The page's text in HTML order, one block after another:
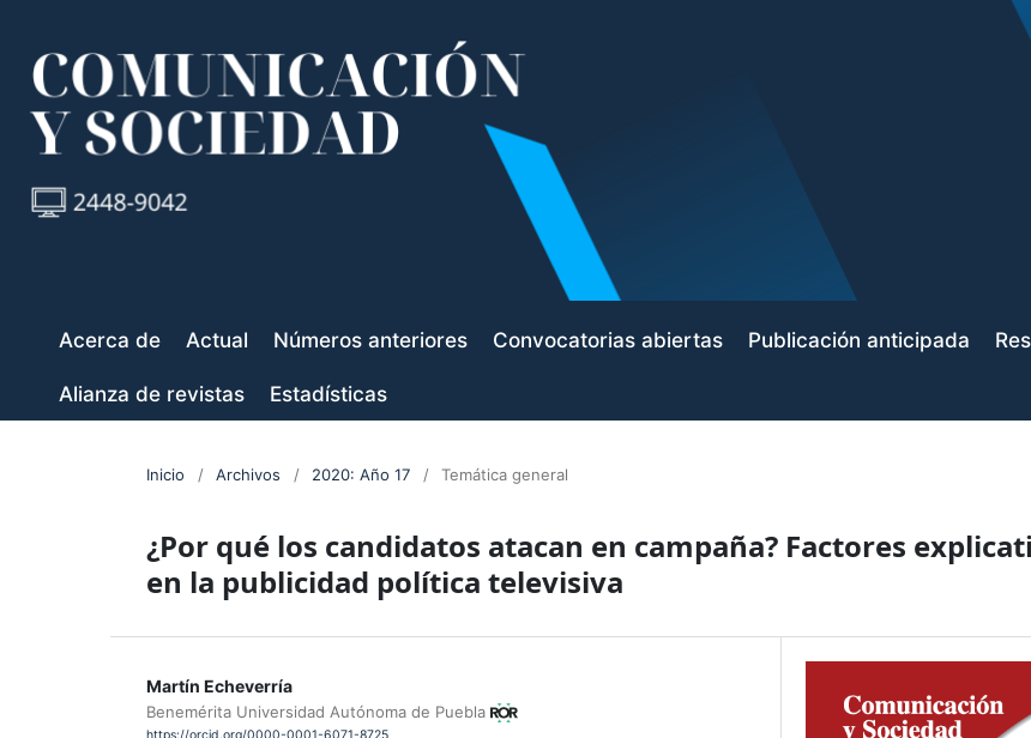
Acerca de Actual Números anteriores Convocatorias abiertas Publicación anticipada
Alianza de revistas Estadísticas
Inicio / Archivos / 2020: Año 17 / Temática general
¿Por qué los candidatos atacan en campaña? Factores
en la publicidad política televisiva
Martín Echeverría
Benemérita Universidad Autónoma de Puebla
https://orcid.org/0000-0001-6071-8725